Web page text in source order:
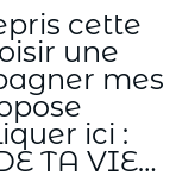
cette
une
mes
ici :
TA VIE…